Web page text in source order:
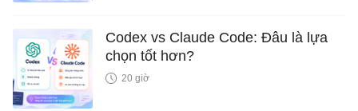
Codex vs Claude Code: Đâu là lựa
chọn tốt hơn?
20 giờ